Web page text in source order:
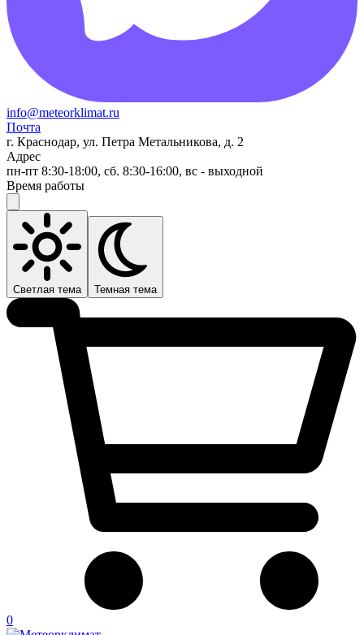
info@meteorklimat.ru
Почта
г. Краснодар, ул. Петра Метальникова, д. 2
Адрес
пн-пт 8:30-18:00, сб. 8:30-16:00, вс - выходной
Время работы
Светлая тема Темная тема
0